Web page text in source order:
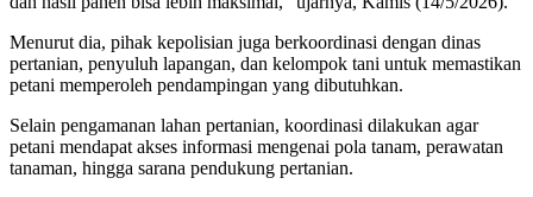
Menurut dia, pihak kepolisian juga berkoordinasi dengan dinas
pertanian, penyuluh lapangan, dan kelompok tani untuk memastikan
petani memperoleh pendampingan yang dibutuhkan.
Selain pengamanan lahan pertanian, koordinasi dilakukan agar
petani mendapat akses informasi mengenai pola tanam, perawatan
tanaman, hingga sarana pendukung pertanian.